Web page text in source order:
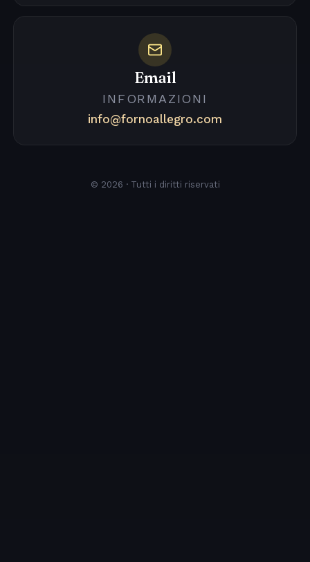
Email
INFORMAZIONI
info@fornoallegro.com
© 2026 · Tutti i diritti riservati